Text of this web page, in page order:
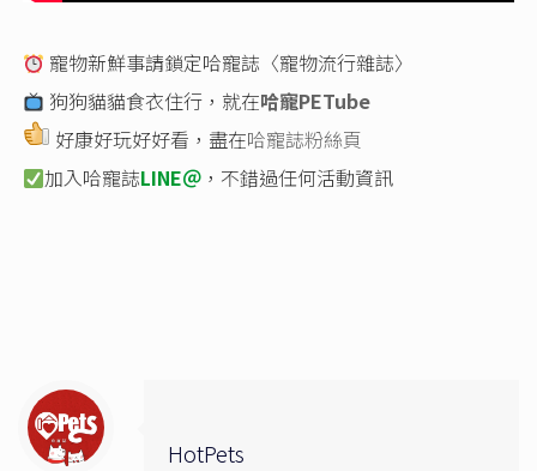
寵物新鮮事請鎖定哈寵誌〈寵物流行雜誌〉
狗狗貓貓食衣住行，就在哈寵PETube
好康好玩好好看，盡在哈寵誌粉絲頁
加入哈寵誌LINE＠ ，不錯過任何活動資訊
HotPets